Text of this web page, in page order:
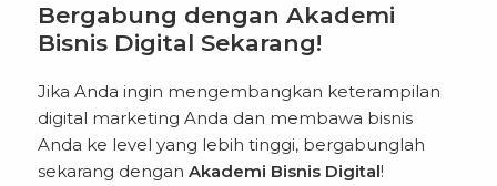
Bergabung dengan Akademi
Bisnis Digital Sekarang!
Jika Anda ingin mengembangkan keterampilan
digital marketing Anda dan membawa bisnis
Anda ke level yang lebih tinggi, bergabunglah
sekarang dengan Akademi Bisnis Digital!